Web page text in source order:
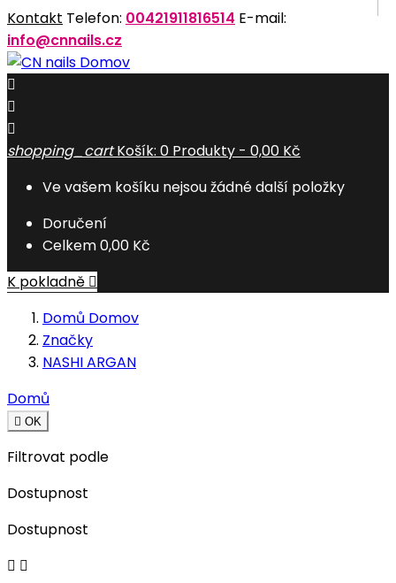
Kontakt Telefon: 00421911816514 E-mail:
info@cnnails.cz
Domov



shopping_cart Košík: 0 Produkty - 0,00 Kč
Ve vašem košíku nejsou žádné další položky
Doručení
Celkem0,00 Kč
K pokladně 
Domů Domov
Značky
NASHI ARGAN
Domů
 OK
Filtrovat podle
Dostupnost
Dostupnost
 